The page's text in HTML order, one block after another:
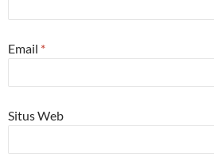
Email *
Situs Web